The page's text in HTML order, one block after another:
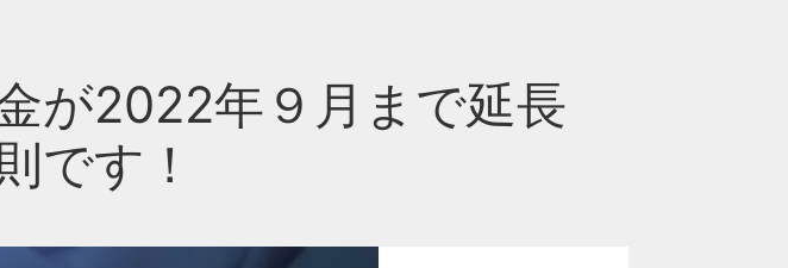
が2022年９月まで延長
です！